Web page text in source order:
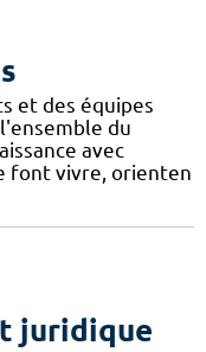
et des équipes
du
avec
font vivre, orienten
juridique